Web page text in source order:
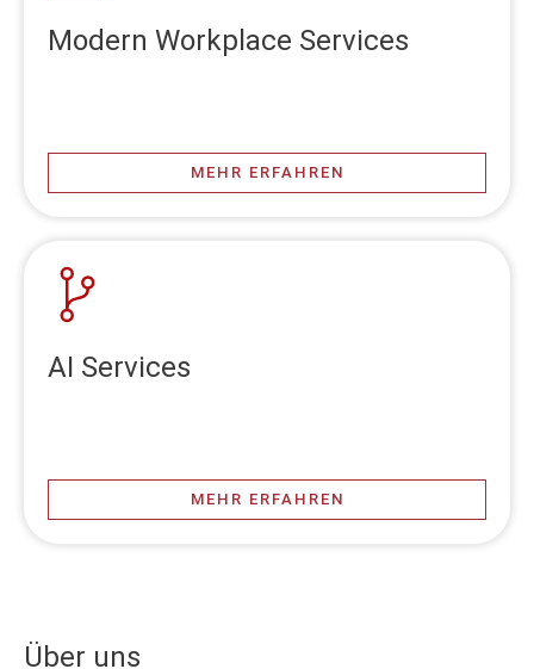
Modern Workplace Services
MEHR ERFAHREN
AI Services
MEHR ERFAHREN
Über uns